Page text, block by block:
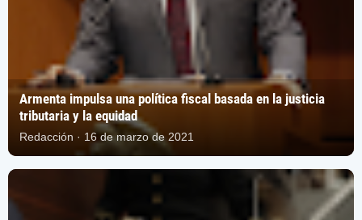
Armenta impulsa una política fiscal basada en la justicia
tributaria y la equidad
Redacción · 16 de marzo de 2021